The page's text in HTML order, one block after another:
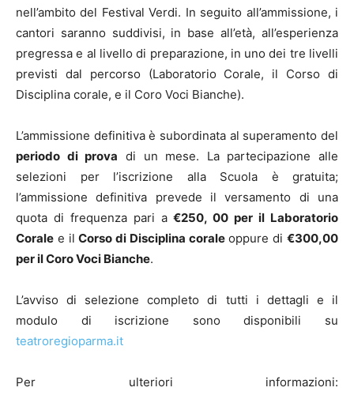
nell’ambito del Festival Verdi. In seguito all’ammissione, i
cantori saranno suddivisi, in base all’età, all’esperienza
pregressa e al livello di preparazione, in uno dei tre livelli
previsti dal percorso (Laboratorio Corale, il Corso di
Disciplina corale, e il Coro Voci Bianche).
L’ammissione definitiva è subordinata al superamento del
periodo di prova di un mese. La partecipazione alle
selezioni per l’iscrizione alla Scuola è gratuita;
l’ammissione definitiva prevede il versamento di una
quota di frequenza pari a€250, 00 per il Laboratorio
Corale e ilCorso di Disciplina coraleoppure di€300,00
per il Coro Voci Bianche.
L’avviso di selezione completo di tutti i dettagli e il
modulo di iscrizione sono disponibili su
teatroregioparma.it
Per ulteriori informazioni: